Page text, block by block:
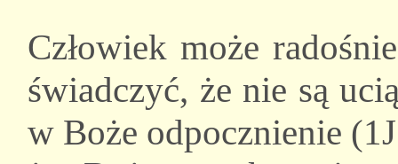
Człowiek może
świadczyć, że nie są
w Boże odpocznienie